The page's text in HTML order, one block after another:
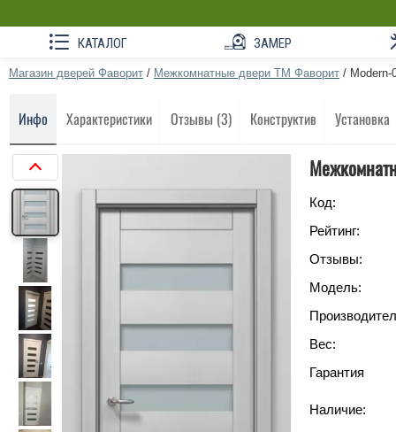
КАТАЛОГ ЗАМЕР
Магазин дверей Фаворит / Межкомнатные двери ТМ Фаворит / Modern-
Инфо Характеристики Отзывы (3) Конструктив Установка
Код:
Рейтинг:
Отзывы:
Модель:
Вес:
Гарантия
Наличие: